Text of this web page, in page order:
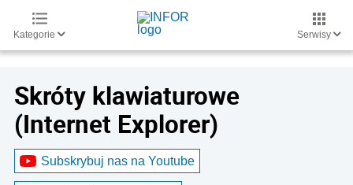
Kategorie Serwisy
Skróty klawiaturowe
(Internet Explorer)
Subskrybuj nas na Youtube